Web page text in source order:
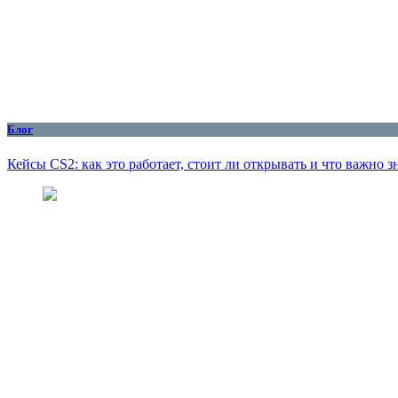
Блог
Кейсы CS2: как это работает, стоит ли открывать и что важно